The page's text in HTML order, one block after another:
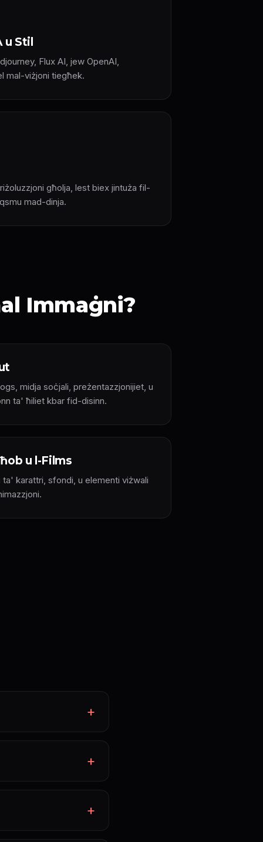
Stil
Flux AI, jew OpenAI,
mal-viżjoni tiegħek.
għolja, lest biex jintuża fil-
mad-dinja.
Immaġni?
midja soċjali, preżentazzjonijiet, u
ta' ħiliet kbar fid-disinn.
u l-Films
karattri, sfondi, u elementi viżwali